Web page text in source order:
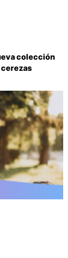
colección